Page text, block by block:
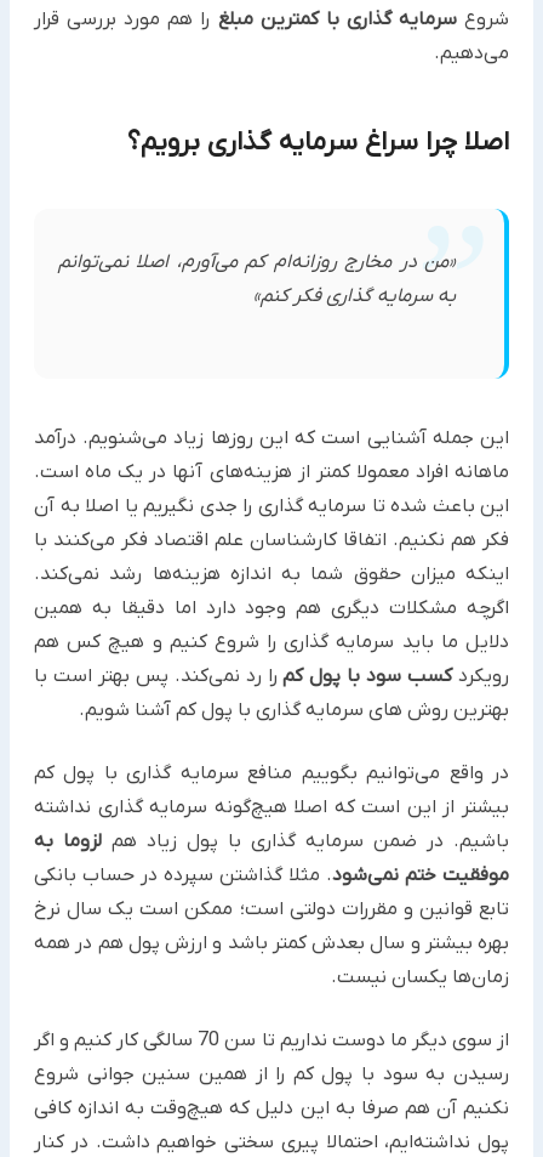
شروعسرمایه گذاری با کمترین مبلغ را هم مورد بررسی قرار
می‌دهیم.
اصلا چرا سراغ سرمایه گذاری برویم؟
«من در مخارج روزانه‌ام کم می‌آورم، اصلا نمی‌توانم
به سرمایه گذاری فکر کنم»
این جمله‌ آشنایی است که این روزها زیاد می‌شنویم. درآمد
ماهانه افراد معمولا کمتر از هزینه‌های آنها در یک ماه است.
این باعث شده تا سرمایه گذاری را جدی نگیریم یا اصلا به آن
فکر هم نکنیم. اتفاقا کارشناسان علم اقتصاد فکر می‌کنند با
اینکه میزان حقوق شما به اندازه هزینه‌ها رشد نمی‌کند.
اگرچه مشکلات دیگری هم وجود دارد اما دقیقا به همین
دلایل ما باید سرمایه گذاری را شروع کنیم و هیچ کس هم
رویکردکسب سود با پول کمرا رد نمی‌کند. پس بهتر است با
بهترین روش های سرمایه گذاری با پول کم آشنا شویم.
در واقع می‌توانیم بگوییم منافع سرمایه گذاری با پول کم
بیشتر از این است که اصلا هیچ‌گونه سرمایه گذاری نداشته
باشیم. در ضمن سرمایه گذاری با پول زیاد هم لزوما به
موفقیت ختم نمی‌شود. مثلا گذاشتن سپرده در حساب بانکی
تابع قوانین و مقررات دولتی است؛ ممکن است یک سال نرخ
بهره بیشتر و سال بعدش کمتر باشد و ارزش پول هم در همه
زمان‌ها یکسان نیست.
از سوی دیگر ما دوست نداریم تا سن 70 سالگی کار کنیم و اگر
رسیدن به سود با پول کم را از همین سنین جوانی شروع
نکنیم آن هم صرفا به این دلیل که هیچ‌وقت به اندازه کافی
پول نداشته‌ایم، احتمالا پیری سختی خواهیم داشت. در کنار